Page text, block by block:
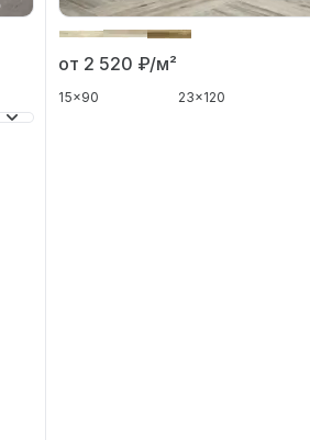
от 2 520 ₽/м²
15x90 23x120